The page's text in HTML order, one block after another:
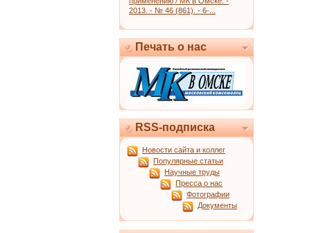
2013. - № 46 (861). - 6-...
Печать о нас
RSS-подписка
Новости сайта и коллег
Популярные статьи
Научные труды
Пресса о нас
Фотографии
Документы